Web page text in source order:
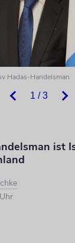
1 / 3
Hadas-Handelsman
ist